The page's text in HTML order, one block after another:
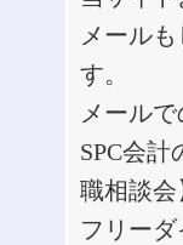
メール
す。
メール
SPC会
職相談
フリーダ